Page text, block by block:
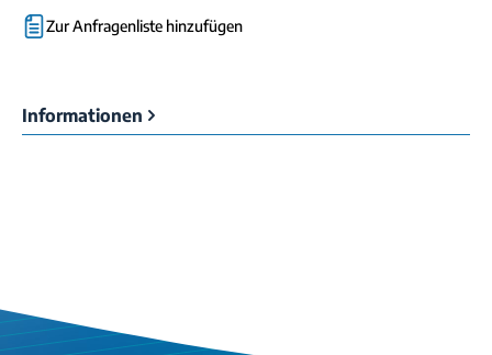
Zur Anfragenliste hinzufügen
Informationen